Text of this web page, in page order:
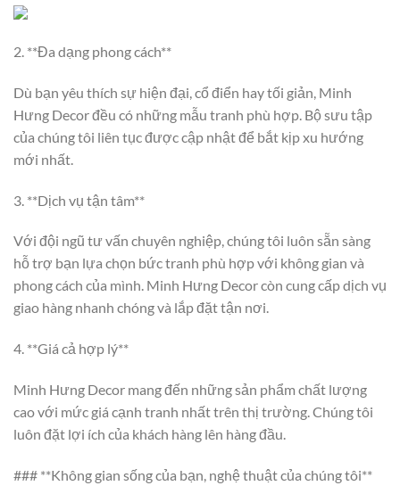
2. **Đa dạng phong cách**
Dù bạn yêu thích sự hiện đại, cổ điển hay tối giản, Minh
Hưng Decor đều có những mẫu tranh phù hợp. Bộ sưu tập
của chúng tôi liên tục được cập nhật để bắt kịp xu hướng
mới nhất.
3. **Dịch vụ tận tâm**
Với đội ngũ tư vấn chuyên nghiệp, chúng tôi luôn sẵn sàng
hỗ trợ bạn lựa chọn bức tranh phù hợp với không gian và
phong cách của mình. Minh Hưng Decor còn cung cấp dịch vụ
giao hàng nhanh chóng và lắp đặt tận nơi.
4. **Giá cả hợp lý**
Minh Hưng Decor mang đến những sản phẩm chất lượng
cao với mức giá cạnh tranh nhất trên thị trường. Chúng tôi
luôn đặt lợi ích của khách hàng lên hàng đầu.
### **Không gian sống của bạn, nghệ thuật của chúng tôi**